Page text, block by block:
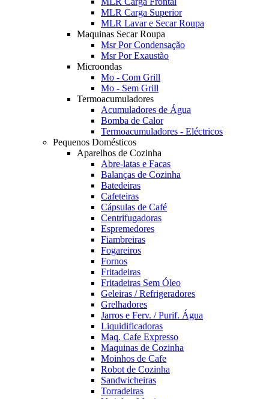
MLR Carga Superior
MLR Lavar e Secar Roupa
Maquinas Secar Roupa
Msr Por Condensação
Msr Por Exaustão
Microondas
Mo - Com Grill
Mo - Sem Grill
Termoacumuladores
Acumuladores de Água
Bomba de Calor
Termoacumuladores - Eléctricos
Pequenos Domésticos
Aparelhos de Cozinha
Abre-latas e Facas
Balanças de Cozinha
Batedeiras
Cafeteiras
Cápsulas de Café
Centrifugadoras
Espremedores
Fiambreiras
Fogareiros
Fornos
Fritadeiras
Fritadeiras Sem Óleo
Geleiras / Refrigeradores
Grelhadores
Jarros e Ferv. / Purif. Água
Liquidificadoras
Maq. Cafe Expresso
Maquinas de Cozinha
Moinhos de Cafe
Robot de Cozinha
Sandwicheiras
Torradeiras